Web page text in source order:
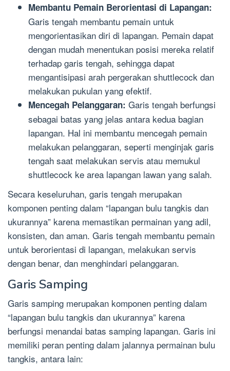
Membantu Pemain Berorientasi di Lapangan:
Garis tengah membantu pemain untuk
mengorientasikan diri di lapangan. Pemain dapat
dengan mudah menentukan posisi mereka relatif
terhadap garis tengah, sehingga dapat
mengantisipasi arah pergerakan shuttlecock dan
melakukan pukulan yang efektif.
Mencegah Pelanggaran: Garis tengah berfungsi
sebagai batas yang jelas antara kedua bagian
lapangan. Hal ini membantu mencegah pemain
melakukan pelanggaran, seperti menginjak garis
tengah saat melakukan servis atau memukul
shuttlecock ke area lapangan lawan yang salah.
Secara keseluruhan, garis tengah merupakan
komponen penting dalam “lapangan bulu tangkis dan
ukurannya” karena memastikan permainan yang adil,
konsisten, dan aman. Garis tengah membantu pemain
untuk berorientasi di lapangan, melakukan servis
dengan benar, dan menghindari pelanggaran.
Garis Samping
Garis samping merupakan komponen penting dalam
“lapangan bulu tangkis dan ukurannya” karena
berfungsi menandai batas samping lapangan. Garis ini
memiliki peran penting dalam jalannya permainan bulu
tangkis, antara lain: